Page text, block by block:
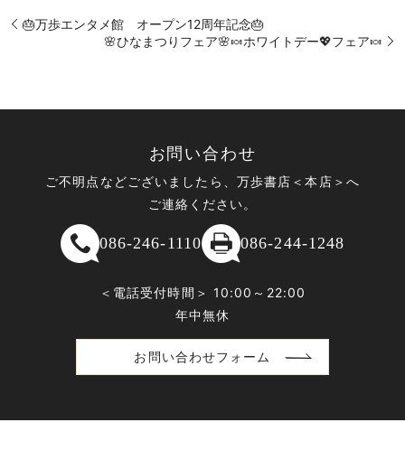
🎂万歩エンタメ館 オープン12周年記念🎂
🌸ひなまつりフェア🌸🍬ホワイトデー💖フェア🍬
お問い合わせ
ご不明点などございましたら、万歩書店＜本店＞へ
ご連絡ください。
086-246-1110 086-244-1248
＜電話受付時間＞ 10:00～22:00
年中無休
お問い合わせフォーム